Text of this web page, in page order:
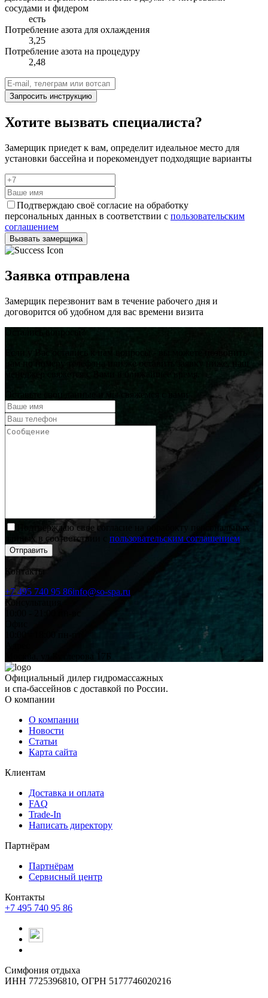
сосудами и фидером
есть
Потребление азота для охлаждения
3,25
Потребление азота на процедуру
2,48
Запросить инструкцию
Хотите вызвать специалиста?
Замерщик приедет к вам, определит идеальное место для
установки бассейна и порекомендует подходящие варианты
Подтверждаю своё согласие на обработку
персональных данных в соответствии с пользовательским
соглашением
Вызвать замерщика
Заявка отправлена
Замерщик перезвонит вам в течение рабочего дня и
договорится об удобном для вас времени визита
нам по номеру телефона или же оставить заявку ниже, наш
менеджер свяжется с Вами в ближайшее время.
Оставьте свои данные и мы свяжемся с вами
Подтверждаю свое согласие на обрабокту персональных
данных в соответствии с пользовательским соглашением
Отправить
Контакты
+7 495 740 95 86info@so-spa.ru
Консультация
Официальный дилер гидромассажных
и спа-бассейнов с доставкой по России.
О компании
О компании
Новости
Статьи
Карта сайта
Клиентам
Доставка и оплата
FAQ
Trade-In
Написать директору
Партнёрам
Партнёрам
Сервисный центр
Контакты
+7 495 740 95 86
Симфония отдыха
ИНН 7725396810, ОГРН 5177746020216